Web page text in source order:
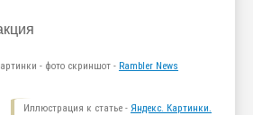
- фото скриншот - Rambler News
Иллюстрация к статье - Яндекс. Картинки.